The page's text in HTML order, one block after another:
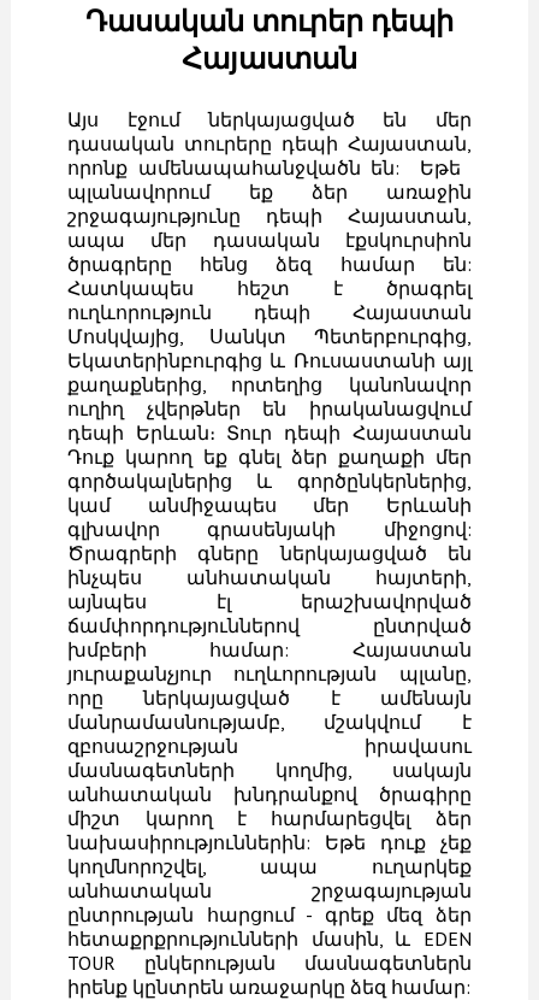
Դասական տուրեր դեպի
Հայաստան
​Այս էջում ներկայացված են մեր
դասական տուրերը դեպի Հայաստան,
որոնք ամենապահանջվածն են: Եթե ​​
պլանավորում եք ձեր առաջին
շրջագայությունը դեպի Հայաստան,
ապա մեր դասական էքսկուրսիոն
ծրագրերը հենց ձեզ համար են:
Հատկապես հեշտ է ծրագրել
ուղևորություն դեպի Հայաստան
Մոսկվայից, Սանկտ Պետերբուրգից,
Եկատերինբուրգից և Ռուսաստանի այլ
քաղաքներից, որտեղից կանոնավոր
ուղիղ չվերթներ են իրականացվում
դեպի Երևան։ Տուր դեպի Հայաստան
Դուք կարող եք գնել ձեր քաղաքի մեր
գործակալներից և գործընկերներից,
կամ անմիջապես մեր Երևանի
գլխավոր գրասենյակի միջոցով:
Ծրագրերի գները ներկայացված են
ինչպես անհատական ​​հայտերի,
այնպես էլ երաշխավորված
ճամփորդություններով ընտրված
խմբերի համար: Հայաստան
յուրաքանչյուր ուղևորության պլանը,
որը ներկայացված է ամենայն
մանրամասնությամբ, մշակվում է
զբոսաշրջության իրավասու
մասնագետների կողմից, սակայն
անհատական ​​խնդրանքով ծրագիրը
միշտ կարող է հարմարեցվել ձեր
նախասիրություններին: Եթե ​​դուք չեք
կողմնորոշվել, ապա ուղարկեք
անհատական ​​շրջագայության
ընտրության հարցում - գրեք մեզ ձեր
հետաքրքրությունների մասին, և EDEN
TOUR ընկերության մասնագետներն
իրենք կընտրեն առաջարկը ձեզ համար: